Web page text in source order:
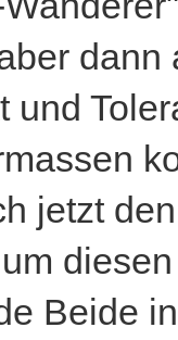
dann
und
jetzt
Beide